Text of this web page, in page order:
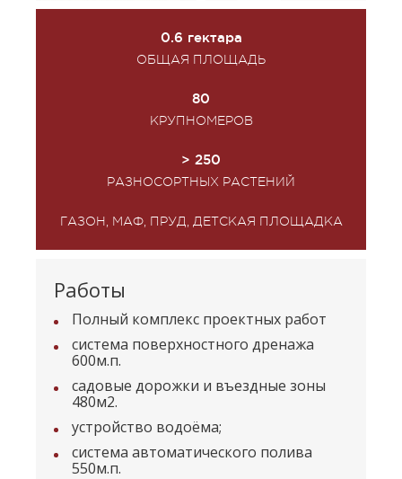
0.6 гектара
ОБЩАЯ ПЛОЩАДЬ
80
КРУПНОМЕРОВ
> 250
РАЗНОСОРТНЫХ РАСТЕНИЙ
ГАЗОН, МАФ, ПРУД, ДЕТСКАЯ ПЛОЩАДКА
Работы
Полный комплекс проектных работ
система поверхностного дренажа
600м.п.
садовые дорожки и въездные зоны
480м2.
устройство водоёма;
система автоматического полива
550м.п.